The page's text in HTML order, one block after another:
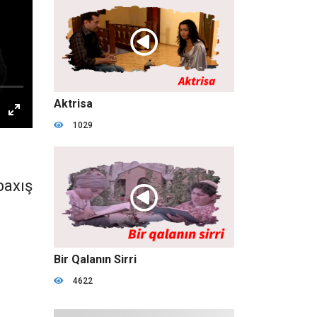
Aktrisa
1029
01:18:41
Bir Qalanın Sirri
4622